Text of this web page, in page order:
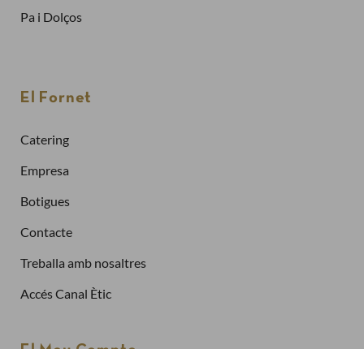
Pa i Dolços
El Fornet
Catering
Empresa
Botigues
Contacte
Treballa amb nosaltres
Accés Canal Ètic
Finalitzar la compra com a
Comprar més ràpidament
Ja tinc compte